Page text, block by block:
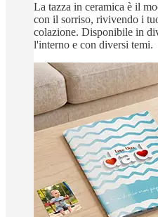
La tazza in ceramica è il
con il sorriso, rivivendo i
colazione. Disponibile in
l'interno e con diversi temi.